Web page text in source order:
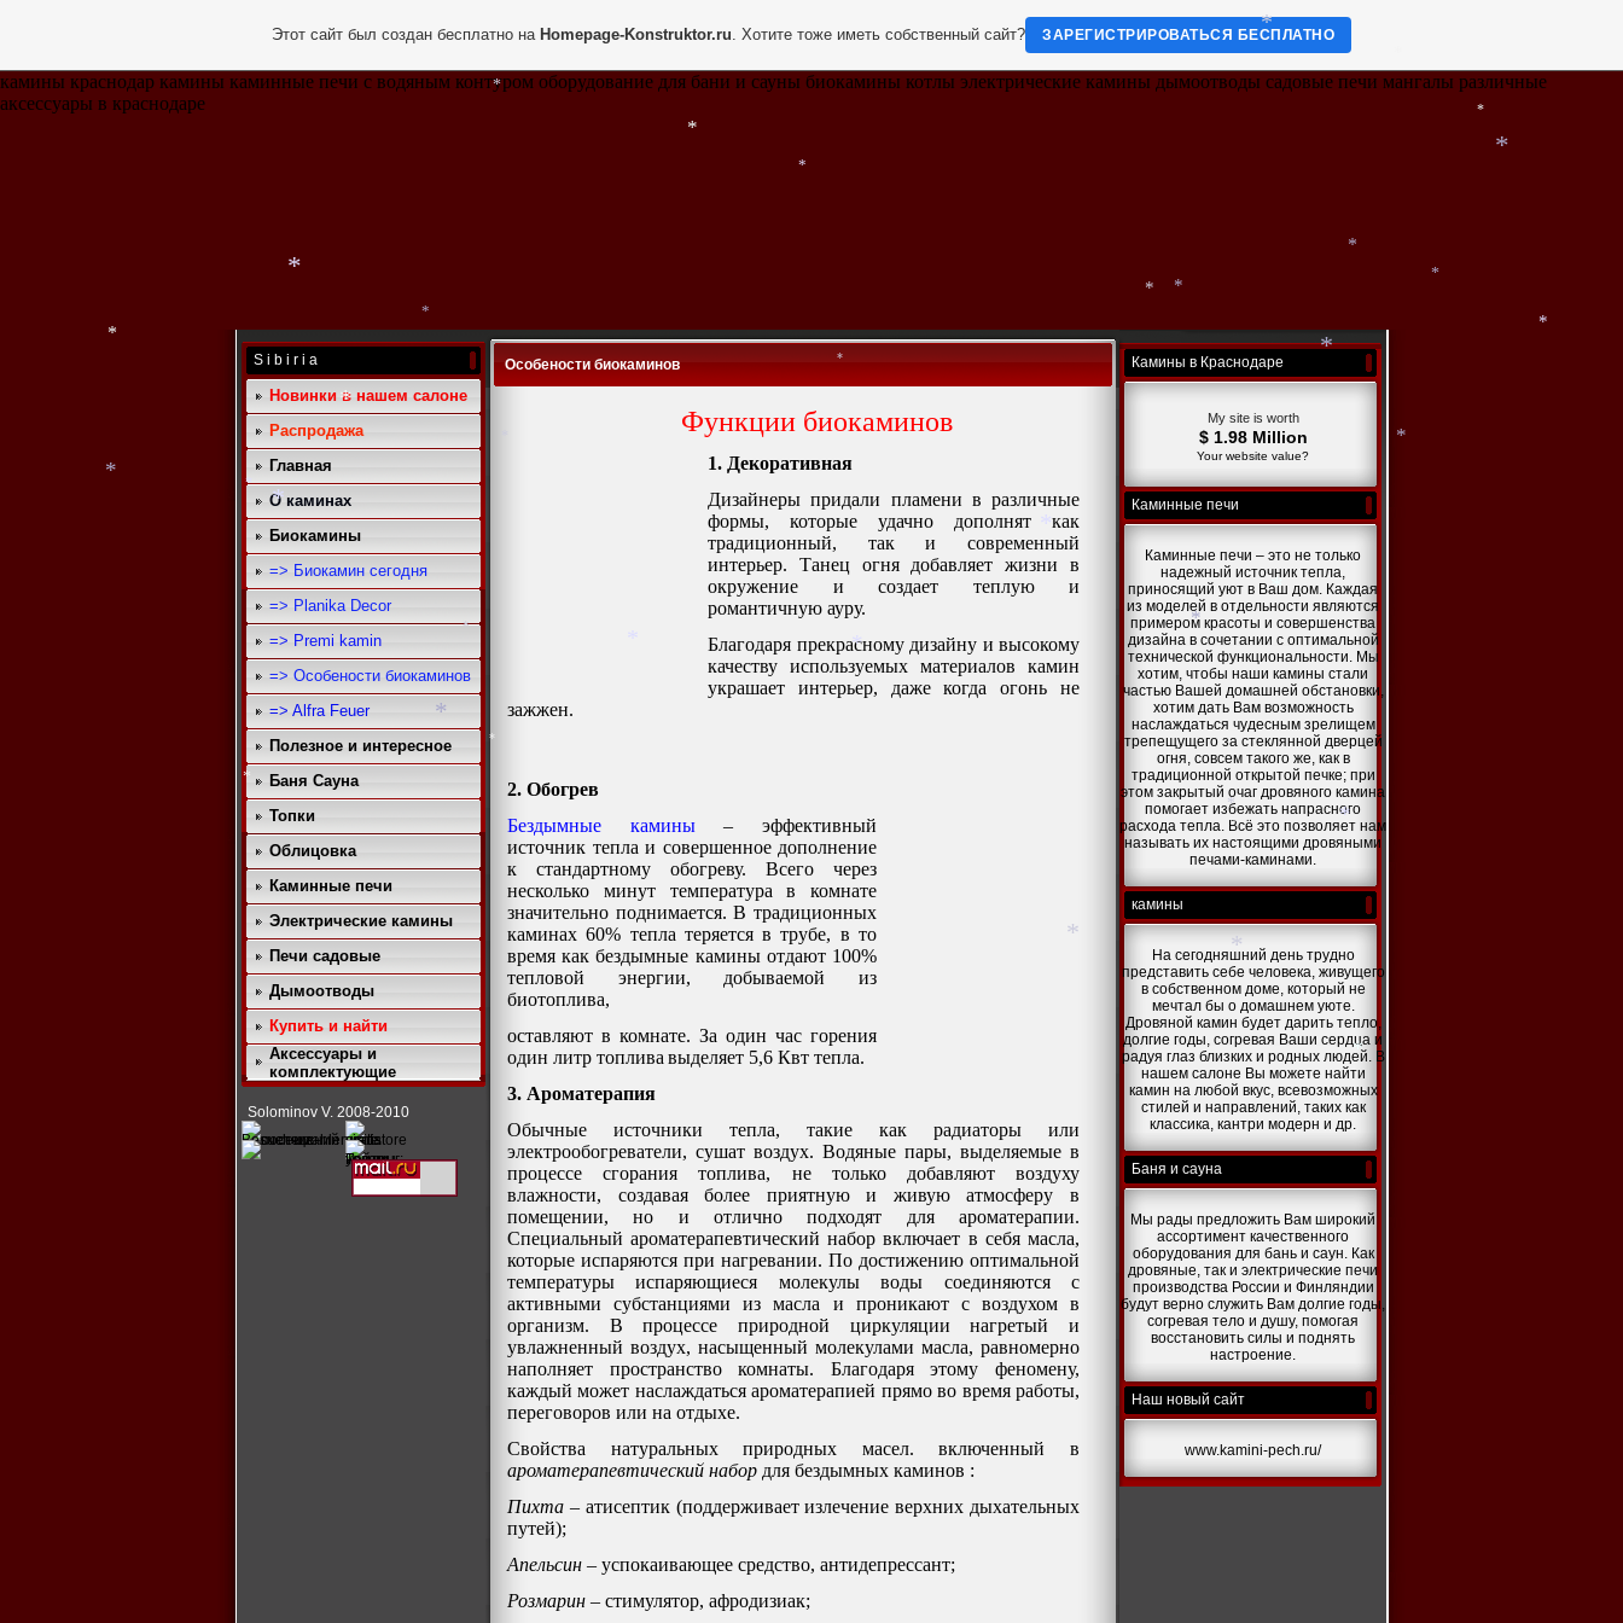
камины краснодар камины каминные печи с водяным контуром оборудование для бани и сауны биокамины котлы электрические камины дымоотводы садовые печи мангалы различные
аксессуары в краснодаре
S i b i r i a
Новинки в нашем салоне
Распродажа
Главная
О каминах
Биокамины
=> Биокамин сегодня
=> Planika Decor
=> Premi kamin
=> Особености биокаминов
=> Alfra Feuer
Полезное и интересное
Баня Сауна
Топки
Облицовка
Каминные печи
Электрические камины
Печи садовые
Дымоотводы
Купить и найти
Аксессуары и
комплектующие
Solominov V. 2008-2010
Особености биокаминов
Функции биокаминов
1. Декоративная
Дизайнеры придали пламени в различные
формы, которые удачно дополнят как
традиционный, так и современный
интерьер. Танец огня добавляет жизни в
окружение и создает теплую и
романтичную ауру.
Благодаря прекрасному дизайну и высокому
качеству используемых материалов камин
украшает интерьер, даже когда огонь не
зажжен.
2. Обогрев
Бездымные камины– эффективный
источник тепла и совершенное дополнение
к стандартному обогреву. Всего через
несколько минут температура в комнате
значительно поднимается. В традиционных
каминах 60% тепла теряется в трубе, в то
время как бездымные камины отдают 100%
тепловой энергии, добываемой из
биотоплива,
оставляют в комнате. За один час горения
один литр топлива выделяет 5,6 Квт тепла.
3. Ароматерапия
Обычные источники тепла, такие как радиаторы или
электрообогреватели, сушат воздух. Водяные пары, выделяемые в
процессе сгорания топлива, не только добавляют воздуху
влажности, создавая более приятную и живую атмосферу в
помещении, но и отлично подходят для ароматерапии.
Специальный ароматерапевтический набор включает в себя масла,
которые испаряются при нагревании. По достижению оптимальной
температуры испаряющиеся молекулы воды соединяются с
активными субстанциями из масла и проникают с воздухом в
организм. В процессе природной циркуляции нагретый и
увлажненный воздух, насыщенный молекулами масла, равномерно
наполняет пространство комнаты. Благодаря этому феномену,
каждый может наслаждаться ароматерапией прямо во время работы,
переговоров или на отдыхе.
Свойства натуральных природных масел. включенный в
ароматерапевтический набор для бездымных каминов :
Пихта – атисептик (поддерживает излечение верхних дыхательных
путей);
Апельсин – успокаивающее средство, антидепрессант;
Розмарин – стимулятор, афродизиак;
Камины в Краснодаре
My site is worth
$ 1.98 Million
Your website value?
Каминные печи
Каминные печи – это не только
надежный источник тепла,
приносящий уют в Ваш дом. Каждая
из моделей в отдельности являются
примером красоты и совершенства
дизайна в сочетании с оптимальной
технической функциональности. Мы
хотим, чтобы наши камины стали
частью Вашей домашней обстановки,
хотим дать Вам возможность
наслаждаться чудесным зрелищем
трепещущего за стеклянной дверцей
огня, совсем такого же, как в
традиционной открытой печке; при
этом закрытый очаг дровяного камина
помогает избежать напрасного
расхода тепла. Всё это позволяет нам
называть их настоящими дровяными
печами-каминами.
камины
На сегодняшний день трудно
представить себе человека, живущего
в собственном доме, который не
мечтал бы о домашнем уюте.
Дровяной камин будет дарить тепло,
долгие годы, согревая Ваши сердца и
радуя глаз близких и родных людей. В
нашем салоне Вы можете найти
камин на любой вкус, всевозможных
стилей и направлений, таких как
классика, кантри модерн и др.
Баня и сауна
Мы рады предложить Вам широкий
ассортимент качественного
оборудования для бань и саун. Как
дровяные, так и электрические печи
производства России и Финляндии
будут верно служить Вам долгие годы,
согревая тело и душу, помогая
восстановить силы и поднять
настроение.
Наш новый сайт
www.kamini-pech.ru/
Этот сайт был создан бесплатно на Homepage-Konstruktor.ru. Хотите тоже иметь собственный сайт? ЗАРЕГИСТРИРОВАТЬСЯ БЕСПЛАТНО
*
*
*
*
*
*
*
*
*
*
*
*
*